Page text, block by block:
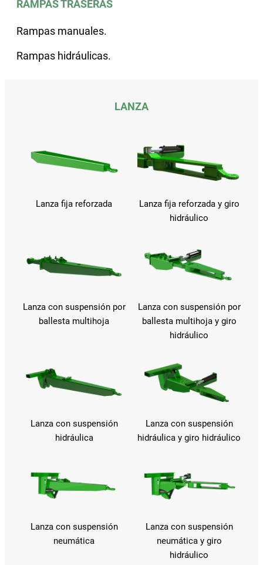
RAMPAS TRASERAS
Rampas manuales.
Rampas hidráulicas.
LANZA
Lanza fija reforzada
Lanza fija reforzada y giro
hidráulico
Lanza con suspensión por
ballesta multihoja
Lanza con suspensión por
ballesta multihoja y giro
hidráulico
Lanza con suspensión
hidráulica
Lanza con suspensión
hidráulica y giro hidráulico
Lanza con suspensión
neumática
Lanza con suspensión
neumática y giro
hidráulico